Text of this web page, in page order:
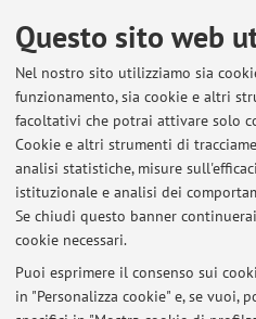
Questo sito web
Nel nostro sito utilizziamo sia
funzionamento, sia cookie e altri
facoltativi che potrai attivare solo
Cookie e altri strumenti di
analisi statistiche, misure
istituzionale e analisi dei
Se chiudi questo banner
cookie necessari.
Puoi esprimere il consenso sui
in "Personalizza cookie" e, se vuoi,
Orario di ricevimento
Lunedì 12-14 Ospedale Bellaria,
Scienze Neurologiche, pad G, I
prima il docente tramite mail (
telefonicamente 051-4966937